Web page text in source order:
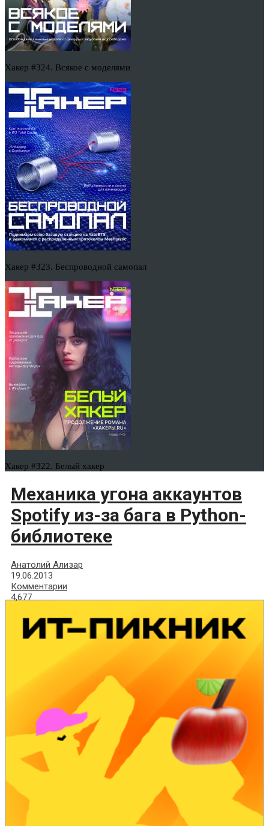
Хакер #324. Всякое с моделями
Хакер #323. Беспроводной самопал
Хакер #322. Белый хакер
Механика угона аккаунтов
Spotify из-за бага в Python-
библиотеке
Анатолий Ализар
19.06.2013
Комментарии
4,677